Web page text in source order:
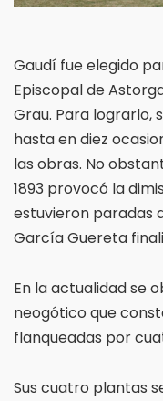
Gaudí fue elegido
Episcopal de
Grau. Para lograrlo,
hasta en diez
las obras. No
1893 provocó la
estuvieron paradas
García Guereta
En la actualidad se
neogótico que
flanqueadas por
Sus cuatro plantas